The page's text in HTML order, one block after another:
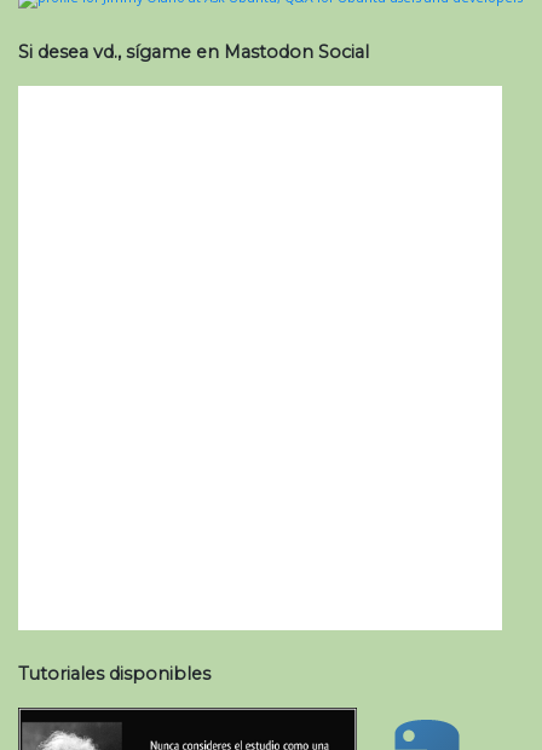
Si desea vd., sígame en Mastodon Social
Tutoriales disponibles